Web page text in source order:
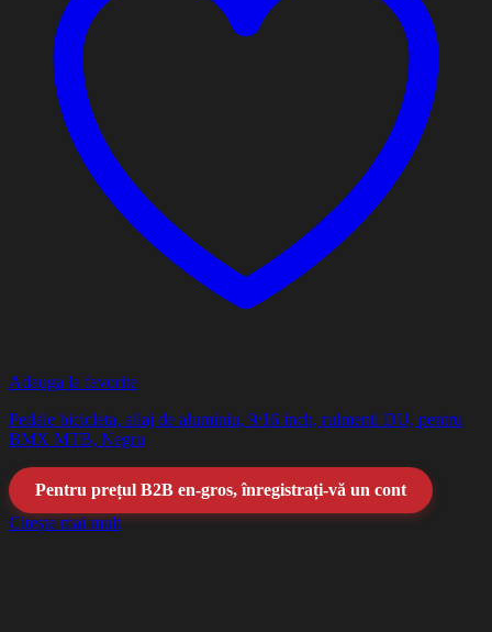
Adauga la favorite
Pedale bicicleta, aliaj de aluminiu, 9/16 inch, rulmenti DU, pentru
BMX MTB, Negru
Pentru prețul B2B en-gros, înregistrați-vă un cont
Citește mai mult